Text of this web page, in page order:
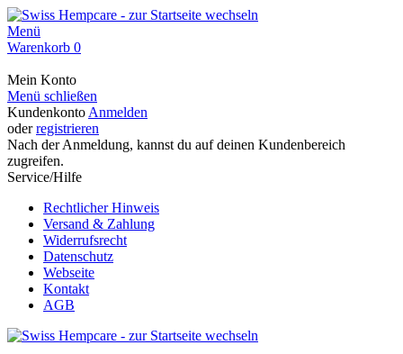
Menü
Warenkorb 0
Mein Konto
Menü schließen
Kundenkonto Anmelden
oderregistrieren
Nach der Anmeldung, kannst du auf deinen Kundenbereich
zugreifen.
Service/Hilfe
Rechtlicher Hinweis
Versand & Zahlung
Widerrufsrecht
Datenschutz
Webseite
Kontakt
AGB